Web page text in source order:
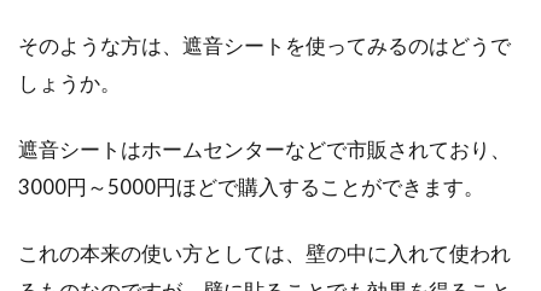
そのような方は、遮音シートを使ってみるのはどうで
しょうか。
遮音シートはホームセンターなどで市販されており、
3000円～5000円ほどで購入することができます。
これの本来の使い方としては、壁の中に入れて使われ